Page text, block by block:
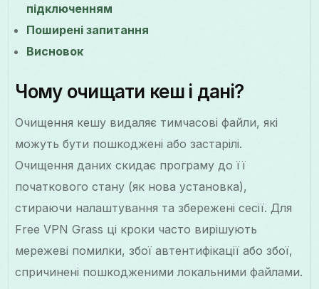
підключенням
Поширені запитання
Висновок
Чому очищати кеш і дані?
Очищення кешу видаляє тимчасові файли, які
можуть бути пошкоджені або застарілі.
Очищення даних скидає програму до її
початкового стану (як нова установка),
стираючи налаштування та збережені сесії. Для
Free VPN Grass ці кроки часто вирішують
мережеві помилки, збої автентифікації або збої,
спричинені пошкодженими локальними файлами.